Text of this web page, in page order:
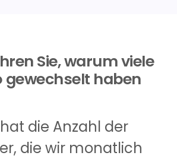
Sie, warum viele
gewechselt haben
die Anzahl der
die wir monatlich